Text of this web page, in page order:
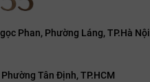
Phan, Phường Láng, TP.Hà Nội
Tân Định, TP.HCM